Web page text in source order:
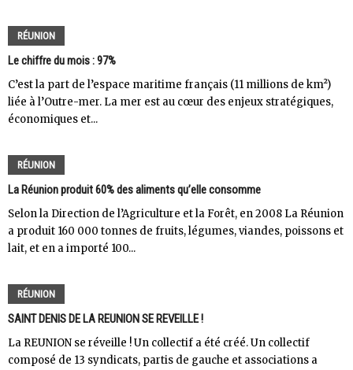
RÉUNION
Le chiffre du mois : 97%
C’est la part de l’espace maritime français (11 millions de km²)
liée à l’Outre-mer. La mer est au cœur des enjeux stratégiques,
économiques et...
RÉUNION
La Réunion produit 60% des aliments qu’elle consomme
Selon la Direction de l’Agriculture et la Forêt, en 2008 La Réunion
a produit 160 000 tonnes de fruits, légumes, viandes, poissons et
lait, et en a importé 100...
RÉUNION
SAINT DENIS DE LA REUNION SE REVEILLE !
La REUNION se réveille ! Un collectif a été créé. Un collectif
composé de 13 syndicats, partis de gauche et associations a